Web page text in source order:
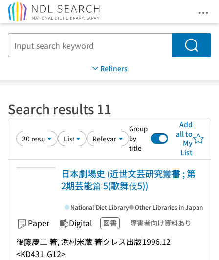
Search
Refiners
Search results 11
Group
by
title
Add
all to
My
List
日本劇場史 (近世文芸研究叢書 ; 第
2期芸能篇 5(歌舞伎5))
Paper Digital 図書 障害者向け資料あり
後藤慶二 著, 浜村米蔵 著クレス出版1996.12
<KD431-G12>
National Diet Library Other Libraries in Japan